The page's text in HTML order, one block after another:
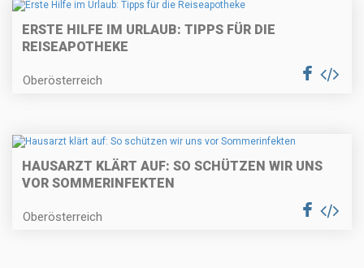
ERSTE HILFE IM URLAUB: TIPPS FÜR DIE
REISEAPOTHEKE
Oberösterreich
HAUSARZT KLÄRT AUF: SO SCHÜTZEN WIR UNS
VOR SOMMERINFEKTEN
Oberösterreich